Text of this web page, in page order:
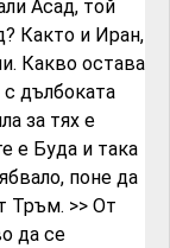
Асад, той
Както и Иран,
Какво остава
дълбоката
за тях е
е Буда и така
поне да
Тръм. >> От
да се